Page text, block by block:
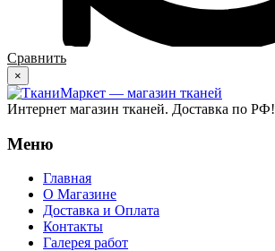
Сравнить
×
Интернет магазин тканей. Доставка по РФ!
Меню
Главная
О Магазине
Доставка и Оплата
Контакты
Галерея работ